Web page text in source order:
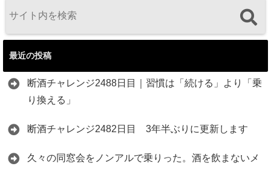
最近の投稿
断酒チャレンジ2488日目｜習慣は「続ける」より「乗
り換える」
断酒チャレンジ2482日目 3年半ぶりに更新します
久々の同窓会をノンアルで乗りった。酒を飲まないメ